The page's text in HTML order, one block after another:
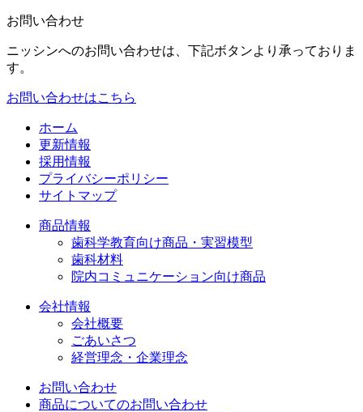
お問い合わせ
ニッシンへのお問い合わせは、下記ボタンより承っておりま
す。
お問い合わせはこちら
ホーム
更新情報
採用情報
プライバシーポリシー
サイトマップ
商品情報
歯科学教育向け商品・実習模型
歯科材料
院内コミュニケーション向け商品
会社情報
会社概要
ごあいさつ
経営理念・企業理念
お問い合わせ
商品についてのお問い合わせ